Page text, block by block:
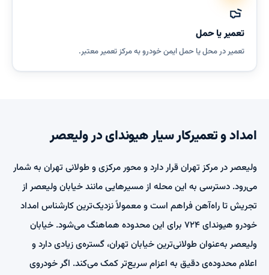
تعمیر یا حمل
تعمیر در محل یا حمل ایمن خودرو به مرکز تعمیر معتبر.
امداد و تعمیرکار سیار هیوندای در ولیعصر
ولیعصر در مرکز تهران قرار دارد و محور مرکزی و طولانی تهران به شمار
می‌رود. دسترسی به این محله از مسیرهایی مانند خیابان ولیعصر از
تجریش تا راه‌آهن فراهم است و معمولاً نزدیک‌ترین کارشناس امداد
خودرو هیوندای ۷۲۴ برای این محدوده هماهنگ می‌شود. خیابان
ولیعصر به‌عنوان طولانی‌ترین خیابان تهران، گستره‌ی زیادی دارد و
اعلام محدوده‌ی دقیق به اعزام سریع‌تر کمک می‌کند. اگر خودروی